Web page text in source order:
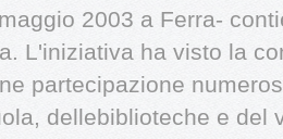
2003 a Ferra-
L'iniziativa ha visto la
partecipazione
dellebiblioteche e del